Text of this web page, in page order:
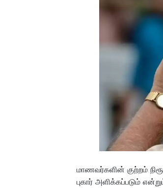
மாணவர்களின் குற்றம்
புகார் அளிக்கப்படும்